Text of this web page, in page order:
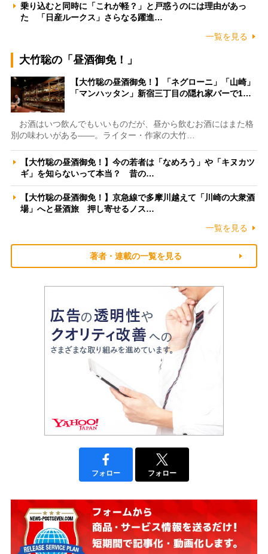
乗り込むと同時に「これが軽？」と戸惑うのには理由があっ
た 「日産ルークス」さらなる躍進…
一覧を見る
大竹聡の「昼酒御免！」
【大竹聡の昼酒御免！】「ネグローニ」「山崎」
「マンハッタン」新宿三丁目の隠れ家バーで1…
お酒はいつ飲んでもいいものだが、昼から飲むお酒にはまた格
別の味わいがある――。ライター・作家の大竹…
【大竹聡の昼酒御免！】今の若者は「なめろう」や「キヌカツ
ギ」を知らないって本当？ 昔の…
【大竹聡の昼酒御免！】京急線で多摩川越えて「川崎の大衆酒
場」へと昼酒旅 押し寄せるノス…
一覧を見る
著者・連載の一覧を見る
フォロー フォロー